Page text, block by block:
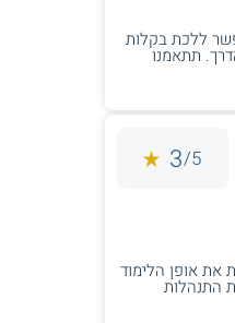
ללכת בקלות
תתאמנו
5/
3
את אופן הלימוד
התנהלות